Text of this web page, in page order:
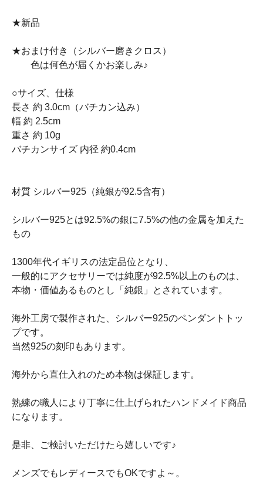
★新品
★おまけ付き（シルバー磨きクロス）
色は何色が届くかお楽しみ♪
○サイズ、仕様
長さ 約 3.0cm（バチカン込み）
幅 約 2.5cm
重さ 約 10g
バチカンサイズ 内径 約0.4cm
材質 シルバー925（純銀が92.5含有）
シルバー925とは92.5%の銀に7.5%の他の金属を加えた
もの
1300年代イギリスの法定品位となり、
一般的にアクセサリーでは純度が92.5%以上のものは、
本物・価値あるものとし「純銀」とされています。
海外工房で製作された、シルバー925のペンダントトッ
プです。
当然925の刻印もあります。
海外から直仕入れのため本物は保証します。
熟練の職人により丁寧に仕上げられたハンドメイド商品
になります。
是非、ご検討いただけたら嬉しいです♪
メンズでもレディースでもOKですよ～。